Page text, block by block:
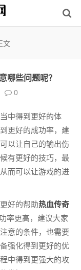
文
哪些问题呢？
0
中得到更好的体
更好的成功率，建
以让自己的输出伤
有更好的技巧，最
而可以让游戏的进
好的帮助热血传奇
率更高，建议大家
意的条件，也需要
强化得到更好的优
中得到更强大的攻